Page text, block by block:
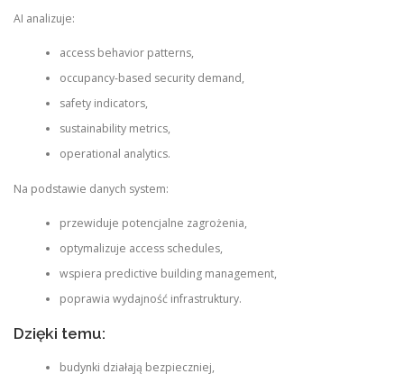
AI analizuje:
access behavior patterns,
occupancy-based security demand,
safety indicators,
sustainability metrics,
operational analytics.
Na podstawie danych system:
przewiduje potencjalne zagrożenia,
optymalizuje access schedules,
wspiera predictive building management,
poprawia wydajność infrastruktury.
Dzięki temu:
budynki działają bezpieczniej,